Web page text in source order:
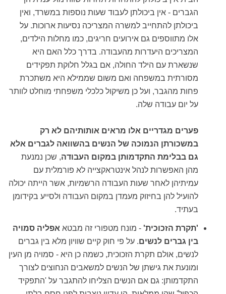
הגברים - אין ביכולתן לעבוד שעות נוספות במשרד, ואין
ביכולתן להתחייב למשרה המצריכה נסיעות ארוכות. על
אלו מתווספים גם אירועים חריגים, כמו מחלות הילדים,
המצריכים היעדרות מהעבודה. בדרך כלל האם היא
שנשארת עם הילד החולה, אם בגלל חלוקת תפקידים
מסורתית במשפחה ואם משום שממילא היא משתכרת
פחות מהגבר, ועל כן משיקול כלכלי משפחתי מוחלט לוותר
על יום עבודה שלה.
פערים מגדריים אלו מראים אותותיהם לא רק
במשכורתן הנמוכה של הנשים בהשוואה לגברים אלא
גם בבלימת התקדמותן במקום העבודה, שכן נמנעת
מהן האפשרות לנהל אינטראקצייה לא פורמלית עם
עמיתיהן לאחר שעות העבודה הרשמיות, אשר הייתה יכולה
להועיל להן בחיזוק מעמדן במקום העבודה ולסייע בקידומן
בעתיד.
'תקרת הזכוכית' - מונח מטפורי זה מבטא אפליה סמויה
בין גברים לנשים. על פי חוק קיים שוויון מלא בין גברים
לנשים, אולם תקרת הזכוכית, כשמה כן היא - סמויה מן העין
ומונעת את גישתן של הנשים למשאבים הנחוצים לצורך
התקדמותן: גם אם הנשים הצליחו להתגבר על 'התפקיד